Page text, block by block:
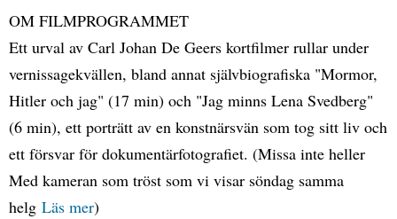
OM FILMPROGRAMMET
Ett urval av Carl Johan De Geers kortfilmer rullar under
vernissagekvällen, bland annat självbiografiska "Mormor,
Hitler och jag" (17 min) och "Jag minns Lena Svedberg"
(6 min), ett porträtt av en konstnärsvän som tog sitt liv och
ett försvar för dokumentärfotografiet. (Missa inte heller
Med kameran som tröst som vi visar söndag samma
helg Läs mer)